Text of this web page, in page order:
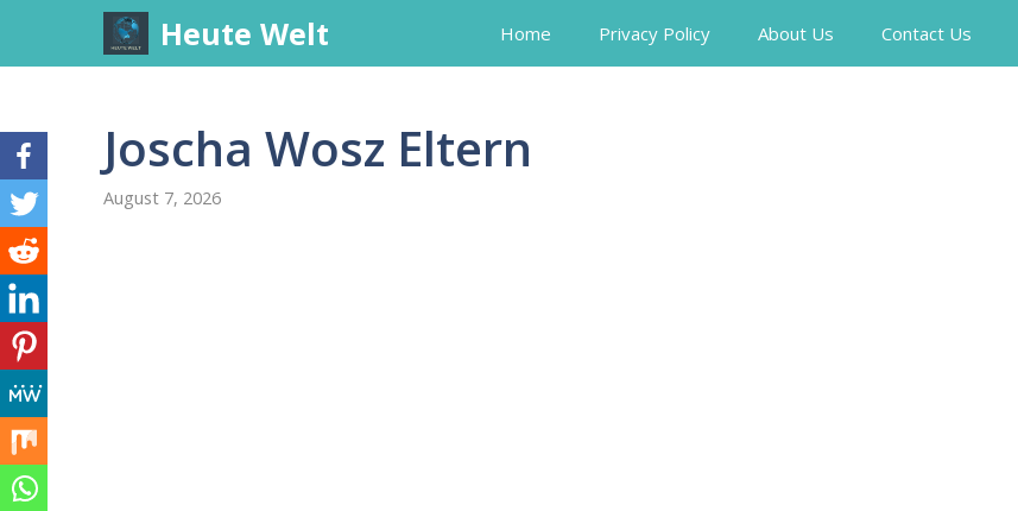
content
Heute Welt Home Privacy Policy About Us Contact Us
Joscha Wosz Eltern
August 7, 2026